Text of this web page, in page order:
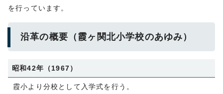
を行っています。
沿革の概要（霞ヶ関北小学校のあゆみ）
昭和42年（1967）
霞小より分校として入学式を行う。